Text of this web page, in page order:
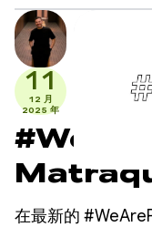
11
12 月
2025 年
言語的孩
在最新的